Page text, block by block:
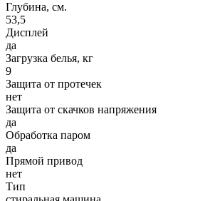
Глубина, см.
53,5
Дисплей
да
Загрузка белья, кг
9
Защита от протечек
нет
Защита от скачков напряжения
да
Обработка паром
да
Прямой привод
нет
Тип